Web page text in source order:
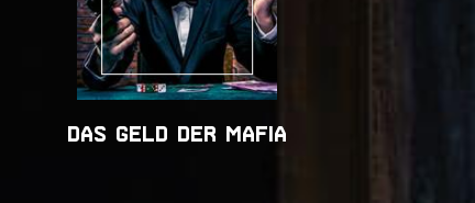
DAS GELD DER MAFIA